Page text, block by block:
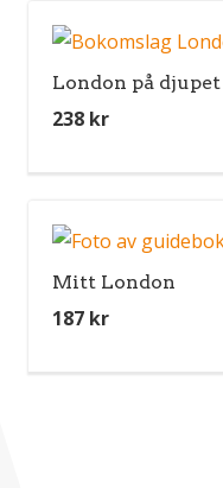
London på djupet
238 kr
Mitt London
187 kr